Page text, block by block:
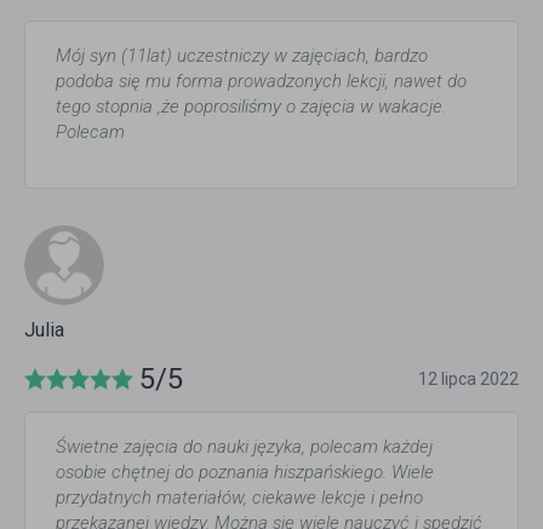
Mój syn (11lat) uczestniczy w zajęciach, bardzo
podoba się mu forma prowadzonych lekcji, nawet do
tego stopnia ,że poprosiliśmy o zajęcia w wakacje.
Polecam
Julia
5/5 12 lipca 2022
Świetne zajęcia do nauki języka, polecam każdej
osobie chętnej do poznania hiszpańskiego. Wiele
przydatnych materiałów, ciekawe lekcje i pełno
przekazanej wiedzy. Można się wiele nauczyć i spędzić